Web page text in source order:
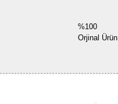
%100
Orjinal Ürün